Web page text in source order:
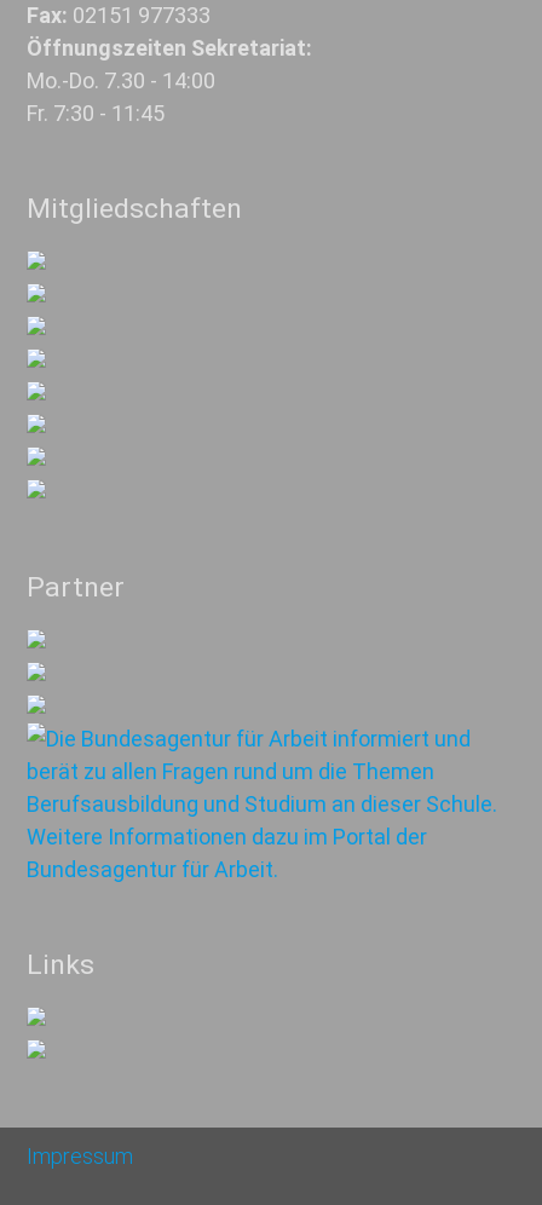
Fax: 02151 977333
Öffnungszeiten Sekretariat:
Mo.-Do. 7.30 - 14:00
Fr. 7:30 - 11:45
Mitgliedschaften
Partner
Links
Impressum